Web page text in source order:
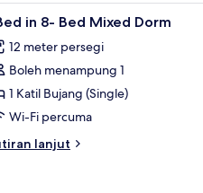
katil Peti
6 in 8- Bed Mixed Dorm
12 meter persegi
Boleh menampung 1
1 Katil Bujang (Single)
Wi-Fi percuma
lanjut